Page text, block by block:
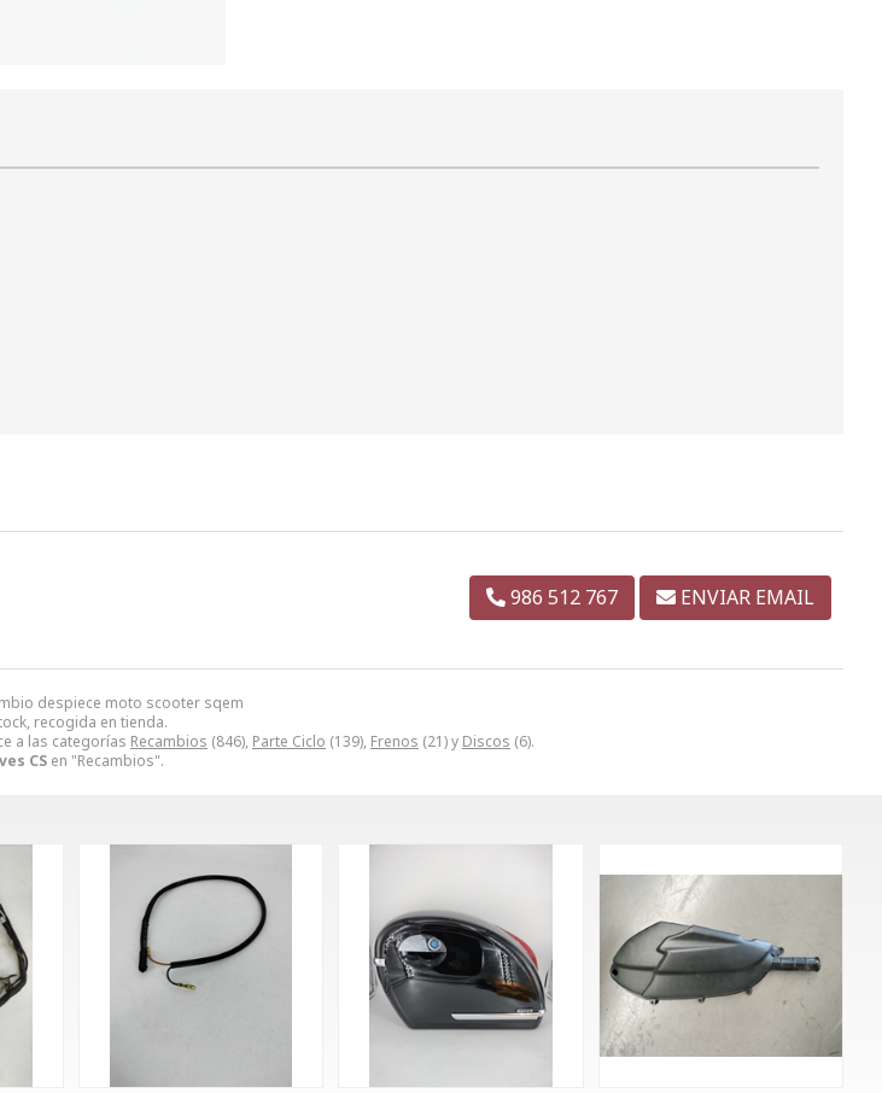
despiece moto scooter sqem
recogida en tienda.
a las categorías Recambios (846), Parte Ciclo (139), Frenos (21) y Discos (6).
CS en "Recambios".
986 512 767 ENVIAR EMAIL